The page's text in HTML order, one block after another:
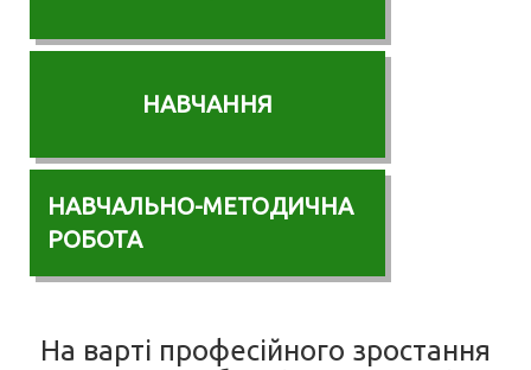
НАВЧАННЯ
НАВЧАЛЬНО-МЕТОДИЧНА
РОБОТА
На варті професійного зростання